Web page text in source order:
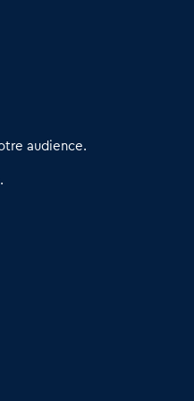
du commerce de
audience.